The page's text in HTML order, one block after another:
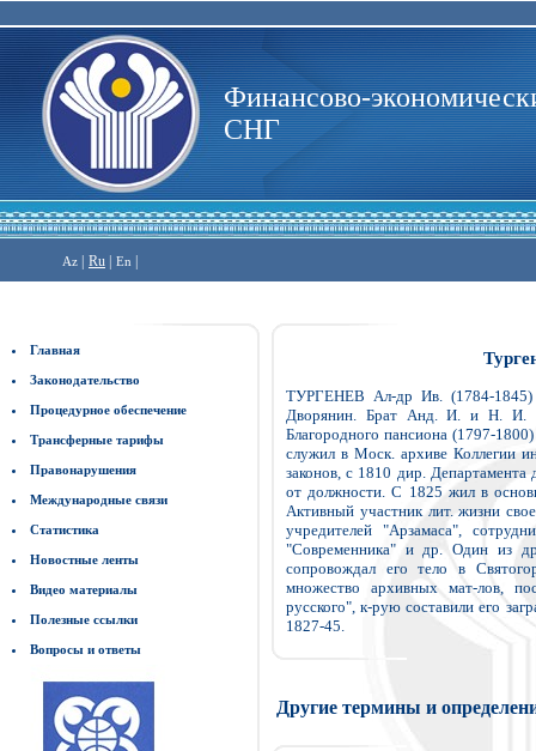
Финансово-
СНГ
Az | Ru | En |
Главная
Законодательство
Процедурное обеспечение
Трансферные тарифы
Правонарушения
Международные связи
Статистика
Новостные ленты
Видео материалы
Полезные ссылки
Вопросы и ответы
ТУРГЕНЕВ Ал-др Ив. (1784-1845) -
Дворянин. Брат Анд. И. и Н. И.
Благородного пансиона (1797-
служил в Моск. архиве Коллегии
законов, с 1810 дир.
от должности. С 1825 жил в
Активный участник лит. жизни
учредителей "Арзамаса",
"Современника" и др. Один из
сопровождал его тело в
множество архивных мат-лов,
русского", к-рую составили его
1827-45.
Другие термины и